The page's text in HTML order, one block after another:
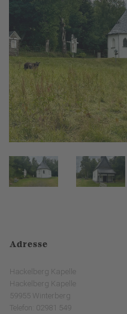
Adresse
Hackelberg Kapelle
Hackelberg Kapelle
59955 Winterberg
Telefon: 02981 549